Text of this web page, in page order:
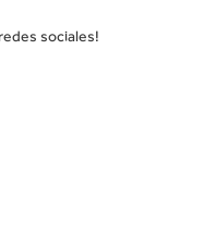
sociales!